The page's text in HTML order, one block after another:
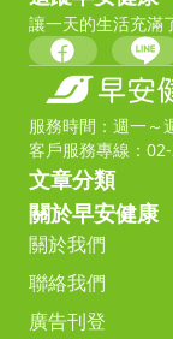
讓一天的生活充滿
服務時間：週一～
客戶服務專線：
文章分類
關於早安健康
關於我們
聯絡我們
廣告刊登